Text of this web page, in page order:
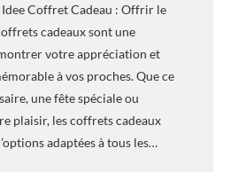
Coffret Cadeau : Offrir le
cadeaux sont une
votre appréciation et
à vos proches. Que ce
une fête spéciale ou
plaisir, les coffrets cadeaux
adaptées à tous les…